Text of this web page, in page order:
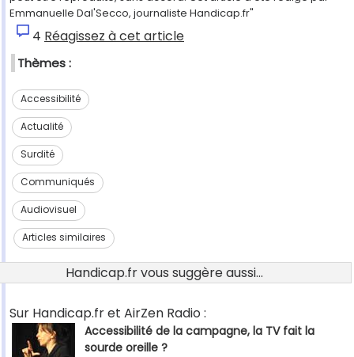
Emmanuelle Dal'Secco, journaliste Handicap.fr"
4 Réagissez à cet article
Thèmes :
Accessibilité
Actualité
Surdité
Communiqués
Audiovisuel
Articles similaires
Handicap.fr vous suggère aussi...
Sur Handicap.fr et AirZen Radio :
Accessibilité de la campagne, la TV fait la
sourde oreille ?